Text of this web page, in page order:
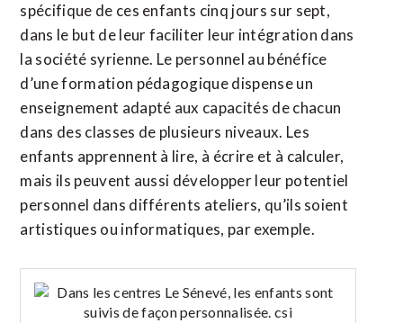
spécifique de ces enfants cinq jours sur sept,
dans le but de leur faciliter leur intégration dans
la société syrienne. Le personnel au bénéfice
d’une formation pédagogique dispense un
enseignement adapté aux capacités de chacun
dans des classes de plusieurs niveaux. Les
enfants apprennent à lire, à écrire et à calculer,
mais ils peuvent aussi développer leur potentiel
personnel dans différents ateliers, qu’ils soient
artistiques ou informatiques, par exemple.